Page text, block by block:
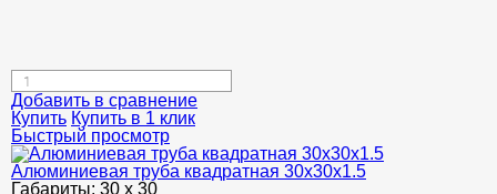
Добавить в сравнение
Купить Купить в 1 клик
Быстрый просмотр
Алюминиевая труба квадратная 30х30х1.5
Габариты: 30 х 30